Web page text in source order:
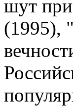
шут
(1995),